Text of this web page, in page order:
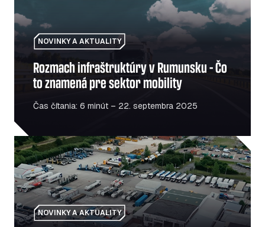
NOVINKY A AKTUALITY
Rozmach infraštruktúry v Rumunsku – Čo
to znamená pre sektor mobility
Čas čítania: 6 minút – 22. septembra 2025
Za kulisami Formula Premier Truckstop: Pozrime sa na
NOVINKY A AKTUALITY